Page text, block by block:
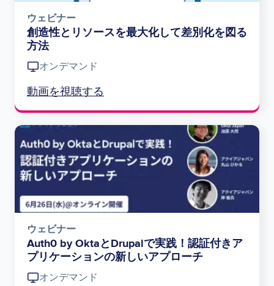
ウェビナー
創造性とリソースを最大化して差別化を図る
方法
オンデマンド
動画を視聴する
Image
ウェビナー
Auth0 by OktaとDrupalで実践！認証付きア
プリケーションの新しいアプローチ
オンデマンド